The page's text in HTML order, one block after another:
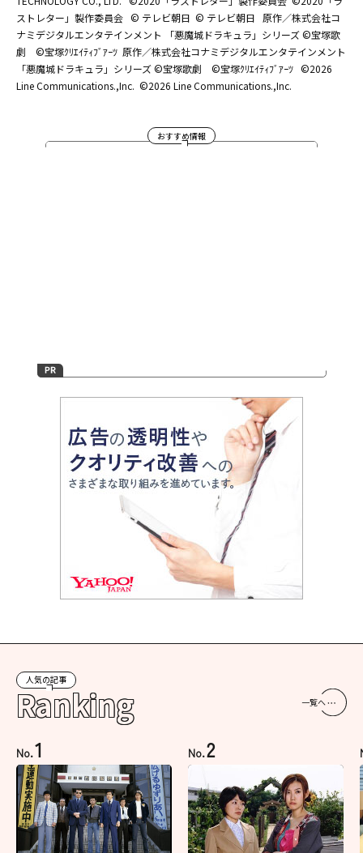
ストレター」製作委員会 © テレビ朝日 © テレビ朝日 原作／株式会社コ
ナミデジタルエンタテインメント 「悪魔城ドラキュラ」シリーズ ©宝塚歌
劇 ©宝塚ｸﾘｴｲﾃｨﾌﾞｱｰﾂ 原作／株式会社コナミデジタルエンタテインメント
「悪魔城ドラキュラ」シリーズ ©宝塚歌劇 ©宝塚ｸﾘｴｲﾃｨﾌﾞｱｰﾂ ©2026
Line Communications.,Inc. ©2026 Line Communications.,Inc.
おすすめ情報
人気の記事
Ranking 一覧へ
No.1 No.2